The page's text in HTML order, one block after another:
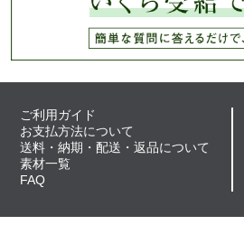
ご利用ガイド
お支払方法について
送料・納期・配送・返品について
素材一覧
FAQ